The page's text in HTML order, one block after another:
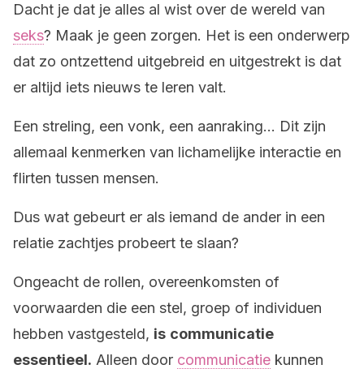
Dacht je dat je alles al wist over de wereld van
seks? Maak je geen zorgen. Het is een onderwerp
dat zo ontzettend uitgebreid en uitgestrekt is dat
er altijd iets nieuws te leren valt.
Een streling, een vonk, een aanraking… Dit zijn
allemaal kenmerken van lichamelijke interactie en
flirten tussen mensen.
Dus wat gebeurt er als iemand de ander in een
relatie zachtjes probeert te slaan?
Ongeacht de rollen, overeenkomsten of
voorwaarden die een stel, groep of individuen
hebben vastgesteld, is communicatie
essentieel. Alleen door communicatie kunnen